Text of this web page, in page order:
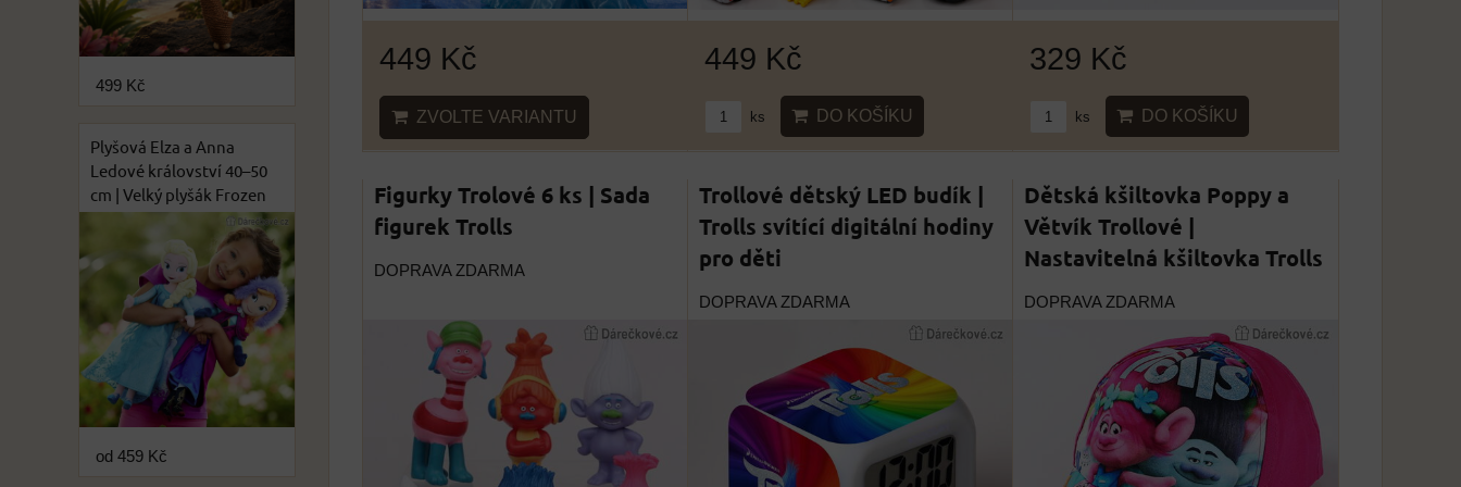
449 Kč
ZVOLTE VARIANTU
449 Kč
ks DO KOŠÍKU
329 Kč
ks DO KOŠÍKU
Figurky Trolové 6 ks | Sada
figurek Trolls
DOPRAVA ZDARMA
Trollové dětský LED budík |
Trolls svítící digitální hodiny
pro děti
DOPRAVA ZDARMA
Dětská kšiltovka Poppy a
Větvík Trollové |
Nastavitelná kšiltovka Trolls
DOPRAVA ZDARMA
499 Kč
Plyšová Elza a Anna
Ledové království 40–50
cm | Velký plyšák Frozen
od 459 Kč